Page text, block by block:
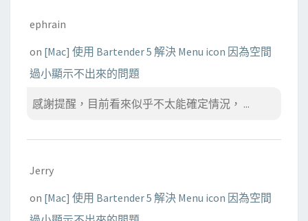
ephrain
on [Mac] 使用 Bartender 5 解決 Menu icon 因為空間
過小顯示不出來的問題
感謝提醒，目前看來似乎不太能確定情況， ...
Jerry
on [Mac] 使用 Bartender 5 解決 Menu icon 因為空間